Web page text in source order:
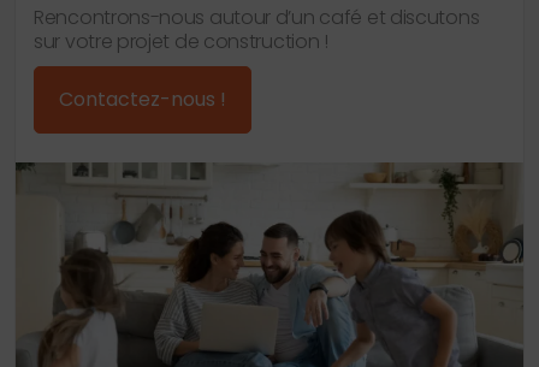
Rencontrons-nous autour d’un café et discutons
sur votre projet de construction !
Contactez-nous !